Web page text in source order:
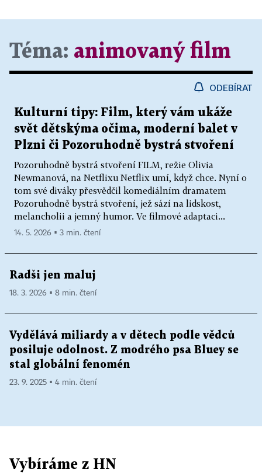
Téma: animovaný film
ODEBÍRAT
Kulturní tipy: Film, který vám ukáže
svět dětskýma očima, moderní balet v
Plzni či Pozoruhodně bystrá stvoření
Pozoruhodně bystrá stvoření FILM, režie Olivia
Newmanová, na Netflixu Netflix umí, když chce. Nyní o
tom své diváky přesvědčil komediálním dramatem
Pozoruhodně bystrá stvoření, jež sází na lidskost,
melancholii a jemný humor. Ve filmové adaptaci...
14. 5. 2026 ▪ 3 min. čtení
Radši jen maluj
18. 3. 2026 ▪ 8 min. čtení
Vydělává miliardy a v dětech podle vědců
posiluje odolnost. Z modrého psa Bluey se
stal globální fenomén
23. 9. 2025 ▪ 4 min. čtení
Vybíráme z HN